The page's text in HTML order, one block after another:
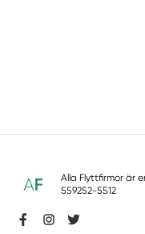
Alla Flyttfirmor är
559252-5512